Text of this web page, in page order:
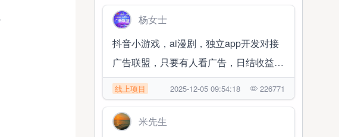
杨女士
抖音小游戏，ai漫剧，独立app开发对接
广告联盟，只要有人看广告，日结收益
1000➕
线上项目 2025-12-05 09:54:18 226771
米先生